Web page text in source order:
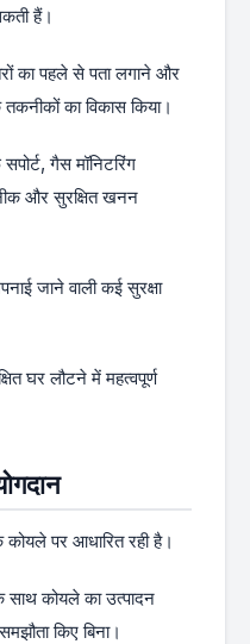
हैं।
का पहले से पता लगाने और
का विकास किया।
गैस मॉनिटरिंग
और सुरक्षित खनन
जाने वाली कई सुरक्षा
घर लौटने में महत्वपूर्ण
पर आधारित रही है।
साथ कोयले का उत्पादन
किए बिना।